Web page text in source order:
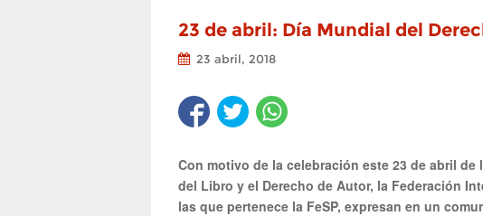
23 de abril: Día Mundial del
23 abril, 2018
Con motivo de la celebración este 23 de abril
del Libro y el Derecho de Autor, la Federación
las que pertenece la FeSP, expresan en un